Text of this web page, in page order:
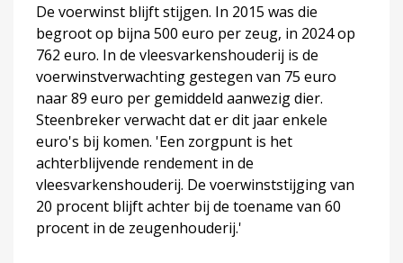
De voerwinst blijft stijgen. In 2015 was die
begroot op bijna 500 euro per zeug, in 2024 op
762 euro. In de vleesvarkenshouderij is de
voerwinstverwachting gestegen van 75 euro
naar 89 euro per gemiddeld aanwezig dier.
Steenbreker verwacht dat er dit jaar enkele
euro's bij komen. 'Een zorgpunt is het
achterblijvende rendement in de
vleesvarkenshouderij. De voerwinststijging van
20 procent blijft achter bij de toename van 60
procent in de zeugenhouderij.'